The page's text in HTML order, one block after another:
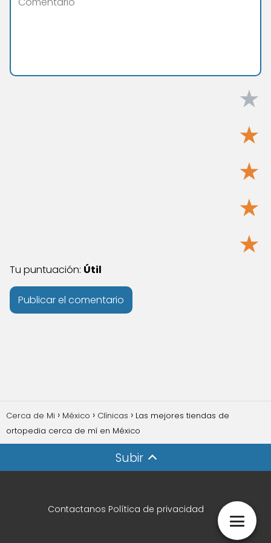
★
★
★
★
★
Tu puntuación: Útil
Cerca de Mi México Clínicas
Las mejores tiendas de
ortopedia cerca de mí en México
Subir
Contactanos Política de privacidad